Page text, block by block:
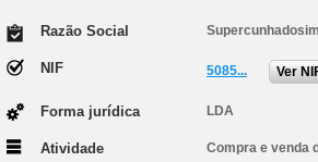
Razão Social
NIF 5085... Ver
Forma jurídica LDA
Atividade Compra e venda